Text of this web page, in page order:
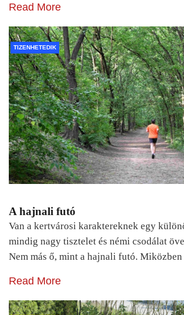
Read More
TIZENHETEDIK
A hajnali futó
Van a kertvárosi karaktereknek egy
mindig nagy tisztelet és némi csodálat
Nem más ő, mint a hajnali futó.
Read More